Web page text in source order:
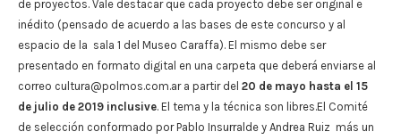
de proyectos. Vale destacar que cada proyecto debe ser original e
inédito (pensado de acuerdo a las bases de este concurso y al
espacio de la sala 1 del Museo Caraffa). El mismo debe ser
presentado en formato digital en una carpeta que deberá enviarse al
correo cultura@polmos.com.ara partir del 20 de mayo hasta el 15
de julio de 2019 inclusive. El tema y la técnica son libres.El Comité
de selección conformado por Pablo Insurralde y Andrea Ruiz más un